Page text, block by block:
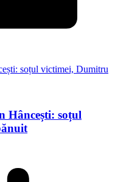
Hâncești: soțul